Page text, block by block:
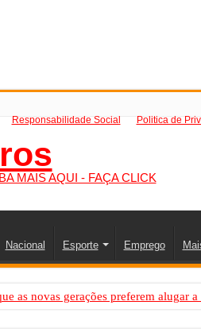
Responsabilidade Social Politica de
Nacional Esporte Emprego
as novas gerações preferem alugar